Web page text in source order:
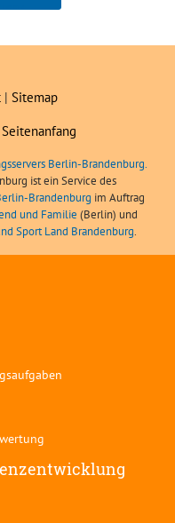
| Sitemap
Seitenanfang
Berlin-Brandenburg.
ist ein Service des
Brandenburg im Auftrag
und Familie (Berlin) und
Sport Land Brandenburg.